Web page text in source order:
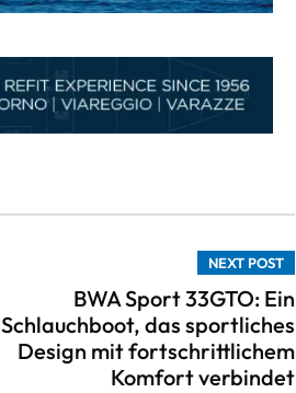
NEXT POST
BWA Sport 33GTO: Ein
Schlauchboot, das sportliches
Design mit fortschrittlichem
Komfort verbindet